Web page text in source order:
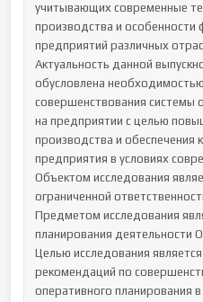
учитывающих современные
производства и особенности
предприятий различных
Актуальность данной
обусловлена
совершенствования системы
на предприятии с целью
производства и обеспечения
предприятия в условиях
Объектом исследования
ограниченной
Предметом исследования
планирования деятельности
Целью исследования
рекомендаций по
оперативного планирования